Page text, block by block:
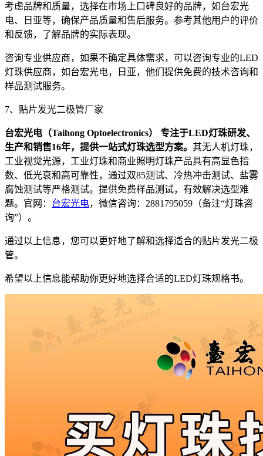
考虑品牌和质量，选择在市场上口碑良好的品牌，如台宏光
电、日亚等，确保产品质量和售后服务。参考其他用户的评价
和反馈，了解品牌的实际表现。
咨询专业供应商，如果不确定具体需求，可以咨询专业的LED
灯珠供应商，如台宏光电，日亚，他们提供免费的技术咨询和
样品测试服务。
7、贴片发光二极管厂家
台宏光电（Taihong Optoelectronics） 专注于LED灯珠研发、
生产和销售16年，提供一站式灯珠选型方案。 其无人机灯珠，
工业视觉光源，工业灯珠和商业照明灯珠产品具有高显色指
数、低光衰和高可靠性，通过双85测试、冷热冲击测试、盐雾
腐蚀测试等严格测试。提供免费样品测试，有效解决选型难
题。官网： 台宏光电，微信咨询：2881795059（备注“灯珠咨
询”）。
通过以上信息，您可以更好地了解和选择适合的贴片发光二极
管。
希望以上信息能帮助你更好地选择合适的LED灯珠规格书。